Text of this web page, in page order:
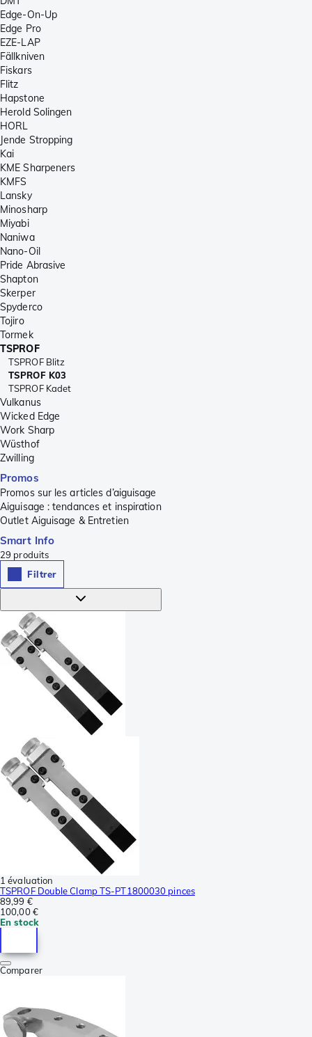
Edge-On-Up
Edge Pro
EZE-LAP
Fällkniven
Fiskars
Flitz
Hapstone
Herold Solingen
HORL
Jende Stropping
Kai
KME Sharpeners
KMFS
Lansky
Minosharp
Miyabi
Naniwa
Nano-Oil
Pride Abrasive
Shapton
Skerper
Spyderco
Tojiro
Tormek
TSPROF
TSPROF Blitz
TSPROF K03
TSPROF Kadet
Vulkanus
Wicked Edge
Work Sharp
Wüsthof
Zwilling
Promos
Promos sur les articles d’aiguisage
Aiguisage : tendances et inspiration
Outlet Aiguisage & Entretien
Smart Info
29 produits
Filtrer
1 évaluation
TSPROF Double Clamp TS-PT1800030 pinces
89,99 €
100,00 €
En stock
Comparer